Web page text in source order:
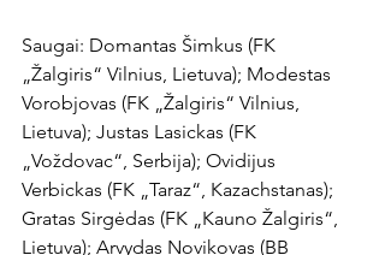
Saugai: Domantas Šimkus (FK
„Žalgiris“ Vilnius, Lietuva); Modestas
Vorobjovas (FK „Žalgiris“ Vilnius,
Lietuva); Justas Lasickas (FK
„Voždovac“, Serbija); Ovidijus
Verbickas (FK „Taraz“, Kazachstanas);
Gratas Sirgėdas (FK „Kauno Žalgiris“,
Lietuva); Arvydas Novikovas (BB